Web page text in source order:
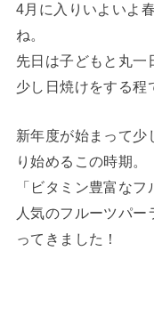
4月に入りいよいよ
ね。
先日は子どもと丸一
少し日焼けをする程
新年度が始まって少
り始めるこの時期。
「ビタミン豊富な
人気のフルーツパ
ってきました！